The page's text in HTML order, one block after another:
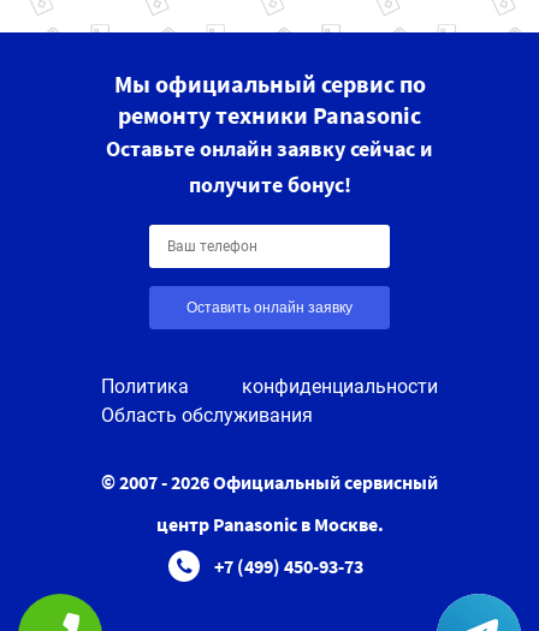
Мы официальный сервис по
ремонту техники Panasonic
Оставьте онлайн заявку сейчас и
получите бонус!
Оставить онлайн заявку
Политика конфиденциальности
Область обслуживания
© 2007 - 2026 Официальный сервисный
центр Panasonic в Москве.
+7 (499) 450-93-73